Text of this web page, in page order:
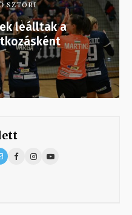
SZTORI
leálltak a